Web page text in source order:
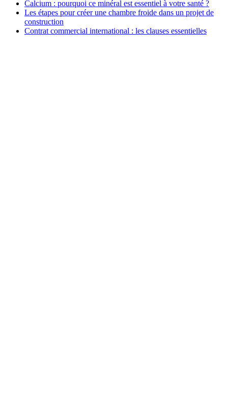
Calcium : pourquoi ce minéral est essentiel à votre santé ?
Les étapes pour créer une chambre froide dans un projet de
construction
Contrat commercial international : les clauses essentielles